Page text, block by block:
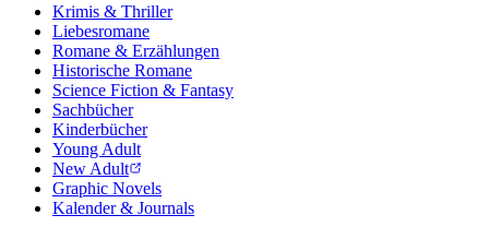
Krimis & Thriller
Liebesromane
Romane & Erzählungen
Historische Romane
Science Fiction & Fantasy
Sachbücher
Kinderbücher
Young Adult
New Adult
Graphic Novels
Kalender & Journals